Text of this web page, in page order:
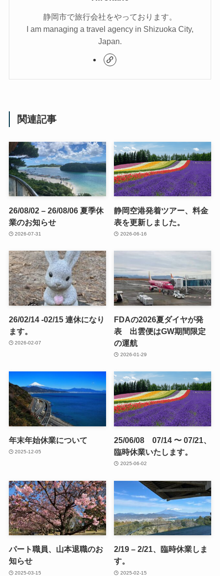
静岡市で旅行会社をやっております。
I am managing a travel agency in Shizuoka City,
Japan.
関連記事
26/08/02 – 26/08/06 夏季休
業のお知らせ
2026-07-31
静岡空港発着ツアー、料金
表を更新しました。
2026-06-16
26/02/14 -02/15 連休になり
ます。
2026-02-07
FDAの2026夏ダイヤが発
表 出雲便はGW期間限定
の運航
2026-01-29
年末年始休業について
2025-12-05
25/06/08 07/14 〜 07/21、
臨時休業いたします。
2025-06-02
パート職員、山本退職のお
知らせ
2025-03-15
2/19 – 2/21、臨時休業しま
す。
2025-02-15